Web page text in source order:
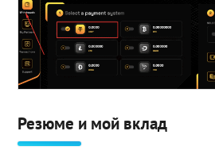
Резюме и мой вклад